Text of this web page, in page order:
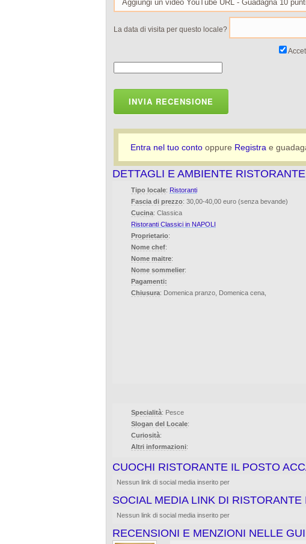
La data di visita per questo locale?
INVIA RECENSIONE
Entra nel tuo conto oppure Registra e
DETTAGLI E AMBIENTE
Tipo locale: Ristoranti
Fascia di prezzo: 30,00-40,00 euro (senza bevande)
Cucina: Classica
Ristoranti Classici in NAPOLI
Proprietario:
Nome chef:
Nome maitre:
Nome sommelier:
Pagamenti:
Chiusura: Domenica pranzo, Domenica cena,
Specialità: Pesce
Slogan del Locale:
Curiosità:
Altri informazioni:
CUOCHI RISTORANTE IL POSTO
Nessun link di social media inserito per
SOCIAL MEDIA LINK DI RISTORANTE
Nessun link di social media inserito per
RECENSIONI E MENZIONI NELLE